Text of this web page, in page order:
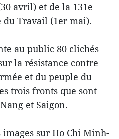
avril) et de la 131e
Travail (1er mai).
au public 80 clichés
la résistance contre
et du peuple du
trois fronts que sont
et Saigon.
images sur Ho Chi Minh-